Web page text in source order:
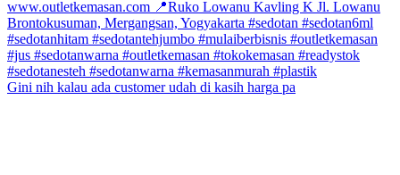
Gini nih kalau ada customer udah di kasih harga pa